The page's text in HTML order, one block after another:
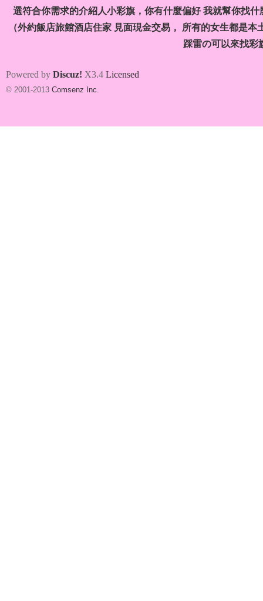
選符合你需求的介紹人小彩旗，你有什麼偏好 我就幫你找
（外約飯店旅館酒店住家 見面現金交易， 所有的女生都是
踩雷の可以來找彩
Powered by Discuz! X3.4 Licensed
© 2001-2013 Comsenz Inc.